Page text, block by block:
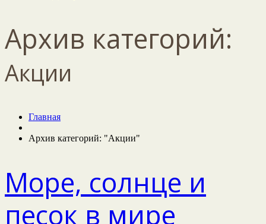
Архив категорий:
Акции
Главная
Архив категорий: "Акции"
Море, солнце и
песок в мире